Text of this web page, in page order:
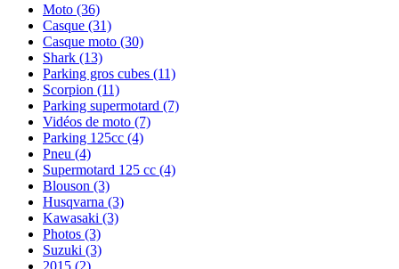
Moto (36)
Casque (31)
Casque moto (30)
Shark (13)
Parking gros cubes (11)
Scorpion (11)
Parking supermotard (7)
Vidéos de moto (7)
Parking 125cc (4)
Pneu (4)
Supermotard 125 cc (4)
Blouson (3)
Husqvarna (3)
Kawasaki (3)
Photos (3)
Suzuki (3)
2015 (2)